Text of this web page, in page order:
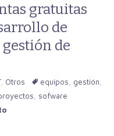
gratuitas
de
de
, Otros equipos gestión
sofware